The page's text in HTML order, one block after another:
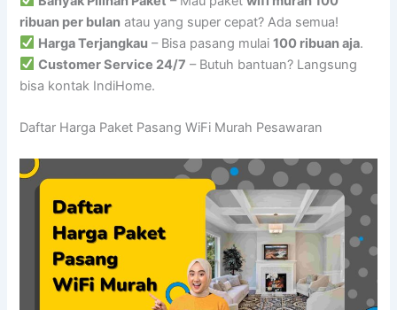
ribuan per bulan atau yang super cepat? Ada semua!
Harga Terjangkau – Bisa pasang mulai100 ribuan aja.
Customer Service 24/7 – Butuh bantuan? Langsung
bisa kontak IndiHome.
Daftar Harga Paket Pasang WiFi Murah Pesawaran